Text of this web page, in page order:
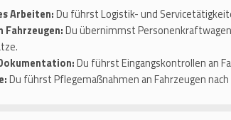
Arbeiten:Du führst Logistik- und
Fahrzeugen:Du übernimmst
Du führst Eingangskontrollen an
Du führst Pflegemaßnahmen an Fahrzeugen